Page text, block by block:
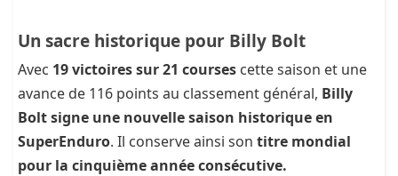
Un sacre historique pour Billy Bolt
Avec 19 victoires sur 21 courses cette saison et une
avance de 116 points au classement général, Billy
Bolt signe une nouvelle saison historique en
SuperEnduro. Il conserve ainsi son titre mondial
pour la cinquième année consécutive.